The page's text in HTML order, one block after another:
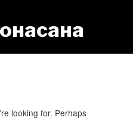
looking for. Perhaps